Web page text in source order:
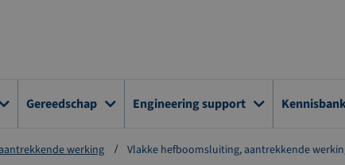
Gereedschap Engineering support
werking Vlakke hefboomsluiting, aantrekkende